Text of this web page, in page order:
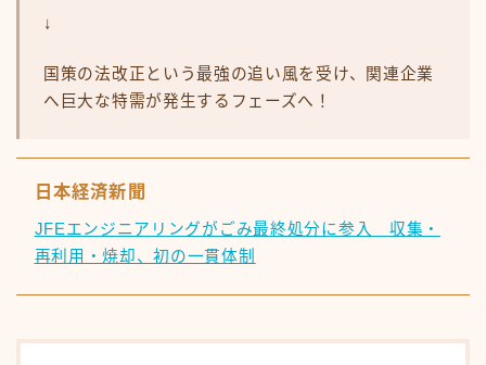
↓
国策の法改正という最強の追い風を受け、関連企業
へ巨大な特需が発生するフェーズへ！
日本経済新聞
JFEエンジニアリングがごみ最終処分に参入 収集・
再利用・焼却、初の一貫体制